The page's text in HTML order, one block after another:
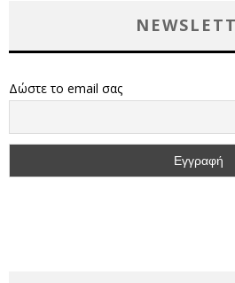
Δώστε το email σας